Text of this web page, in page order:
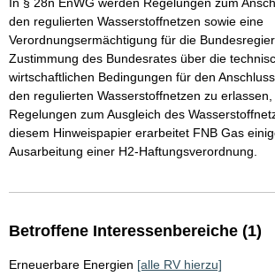
den regulierten Wasserstoffnetzen sowie eine
Verordnungsermächtigung für die
Zustimmung des Bundesrates über die
wirtschaftlichen Bedingungen für den
den regulierten Wasserstoffnetzen zu
Regelungen zum Ausgleich des
diesem Hinweispapier erarbeitet FNB Gas
Ausarbeitung einer H2-Haftungsverordnung.
Betroffene Interessenbereiche (1)
Erneuerbare Energien [alle RV hierzu]